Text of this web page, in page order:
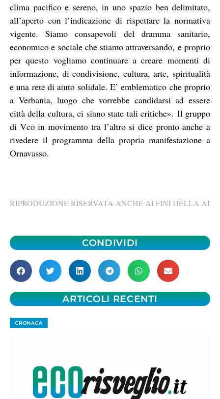
clima pacifico e sereno, in uno spazio ben delimitato,
all’aperto con l’indicazione di rispettare la normativa
vigente. Siamo consapevoli del dramma sanitario,
economico e sociale che stiamo attraversando, e proprio
per questo vogliamo continuare a creare momenti di
informazione, di condivisione, cultura, arte, spiritualità
e una rete di aiuto solidale. E’ emblematico che proprio
a Verbania, luogo che vorrebbe candidarsi ad essere
città della cultura, ci siano state tali critiche». Il gruppo
di Vco in movimento tra l’altro si dice pronto anche a
rivedere il programma della propria manifestazione a
Ornavasso.
RIPRODUZIONE RISERVATA ANCHE AI FINI DELLA AI
CONDIVIDI
ARTICOLI RECENTI
CRONACA